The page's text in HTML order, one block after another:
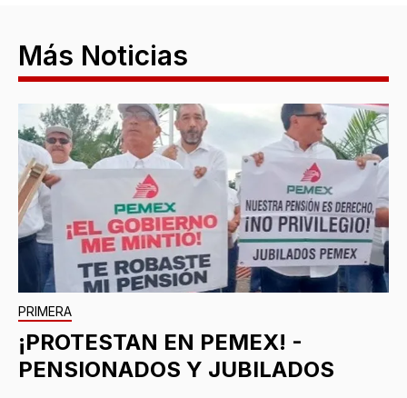
Más Noticias
PRIMERA
¡PROTESTAN EN PEMEX! -
PENSIONADOS Y JUBILADOS